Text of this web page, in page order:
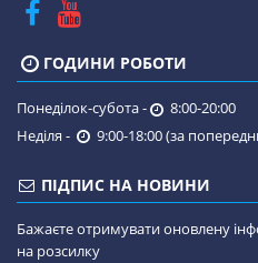
ГОДИНИ РОБОТИ
Понеділок-субота -
8:00-20:00
Неділя -
9:00-18:00 (за
ПІДПИС НА НОВИНИ
Бажаєте отримувати оновлену
на розсилку